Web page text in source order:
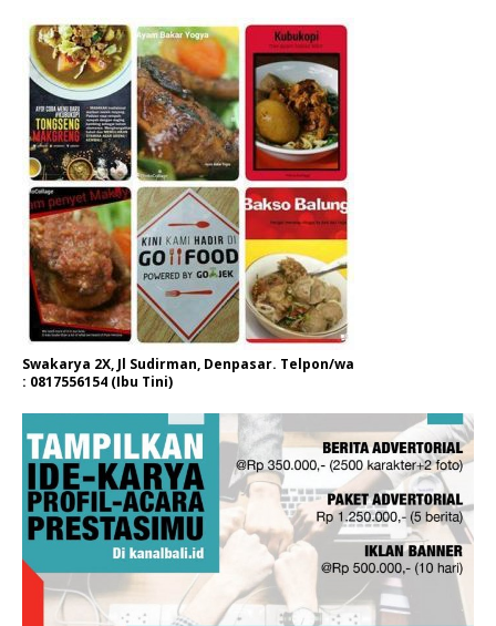
Swakarya 2X, Jl Sudirman, Denpasar. Telpon/wa
: 0817556154 (Ibu Tini)